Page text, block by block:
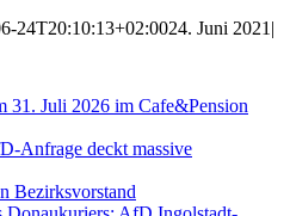
24T20:10:13+02:0024. Juni 2021 |